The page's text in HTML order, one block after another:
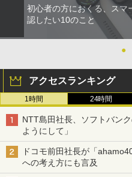
初心者の方におくる、スマ
認したい10のこと
●
アクセスランキング
1時間 24時間
NTT島田社長、ソフトバン
ようにして」
ドコモ前田社長が「
への考え方にも言及